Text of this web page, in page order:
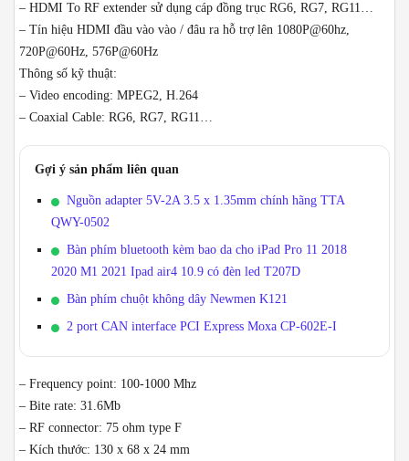
– HDMI To RF extender sử dụng cáp đồng trục RG6, RG7, RG11…
– Tín hiệu HDMI đầu vào vào / đâu ra hỗ trợ lên 1080P@60hz,
720P@60Hz, 576P@60Hz
Thông số kỹ thuật:
– Video encoding: MPEG2, H.264
– Coaxial Cable: RG6, RG7, RG11…
Gợi ý sản phẩm liên quan
Nguồn adapter 5V-2A 3.5 x 1.35mm chính hãng TTA
QWY-0502
Bàn phím bluetooth kèm bao da cho iPad Pro 11 2018
2020 M1 2021 Ipad air4 10.9 có đèn led T207D
Bàn phím chuột không dây Newmen K121
2 port CAN interface PCI Express Moxa CP-602E-I
– Frequency point: 100-1000 Mhz
– Bite rate: 31.6Mb
– RF connector: 75 ohm type F
– Kích thước: 130 x 68 x 24 mm